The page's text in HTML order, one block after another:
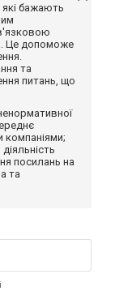
які бажають
Це допоможе
та
питань, що
компаніями;
посилань на
та